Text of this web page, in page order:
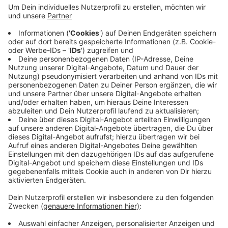
der Grund gewesen. Nach etwa einer halben
Stunde konnten die Techniker demnach die ersten
Haushalte wieder ans Netz anschließen. Kurz nach
10 Uhr seien auch die letzten betroffenen
Haushalte wieder versorgt gewesen. Die Ursache
für den Kabelfehler sei noch unklar. Die Techniker
seien noch vor Ort und auf der Suche, sagte eine
Sprecherin von Westnetz.
Veröffentlicht:Donnerstag, 10.12.2020 11:22
Anzeige